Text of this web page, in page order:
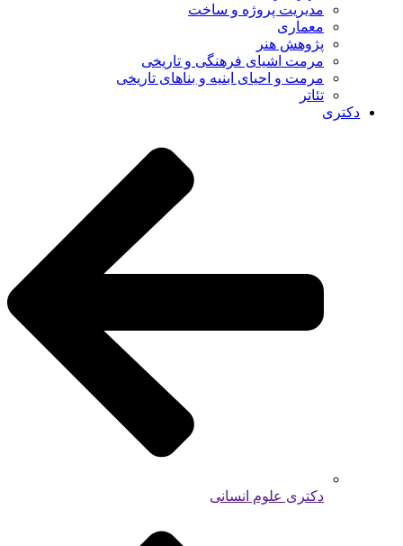
مدیریت پروژه و ساخت
معماری
پژوهش هنر
مرمت اشیای فرهنگی و تاریخی
مرمت و احیای ابنیه و بناهای تاریخی
تئاتر
دکتری
دکتری علوم انسانی